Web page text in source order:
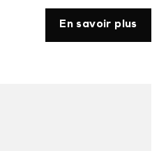
En savoir plus